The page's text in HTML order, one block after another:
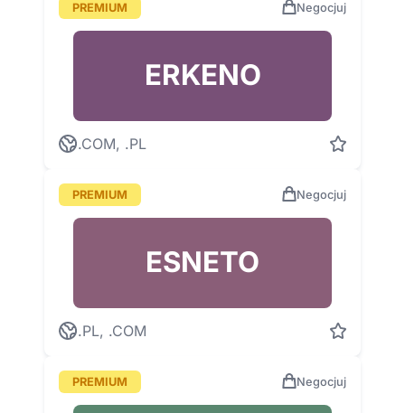
PREMIUM Negocjuj
ERKENO
.COM, .PL
PREMIUM Negocjuj
ESNETO
.PL, .COM
PREMIUM Negocjuj